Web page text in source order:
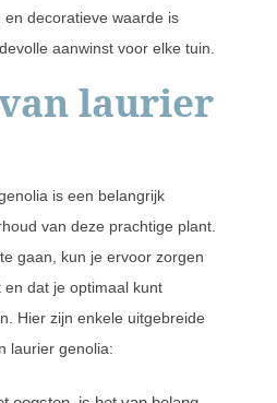
decoratieve waarde is
aanwinst voor elke tuin.
laurier
is een belangrijk
van deze prachtige plant.
gaan, kun je ervoor zorgen
dat je optimaal kunt
Hier zijn enkele uitgebreide
laurier genolia: